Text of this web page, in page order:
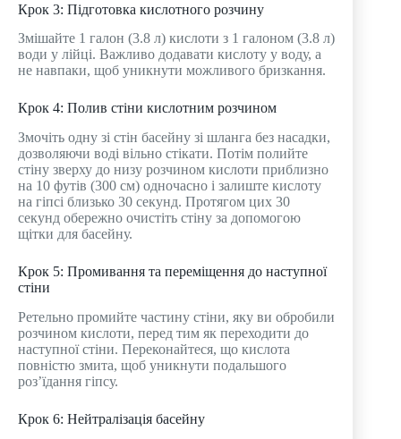
Крок 3: Підготовка кислотного розчину
Змішайте 1 галон (3.8 л) кислоти з 1 галоном (3.8 л)
води у лійці. Важливо додавати кислоту у воду, а
не навпаки, щоб уникнути можливого бризкання.
Крок 4: Полив стіни кислотним розчином
Змочіть одну зі стін басейну зі шланга без насадки,
дозволяючи воді вільно стікати. Потім полийте
стіну зверху до низу розчином кислоти приблизно
на 10 футів (300 см) одночасно і залиште кислоту
на гіпсі близько 30 секунд. Протягом цих 30
секунд обережно очистіть стіну за допомогою
щітки для басейну.
Крок 5: Промивання та переміщення до наступної
стіни
Ретельно промийте частину стіни, яку ви обробили
розчином кислоти, перед тим як переходити до
наступної стіни. Переконайтеся, що кислота
повністю змита, щоб уникнути подальшого
роз’їдання гіпсу.
Крок 6: Нейтралізація басейну